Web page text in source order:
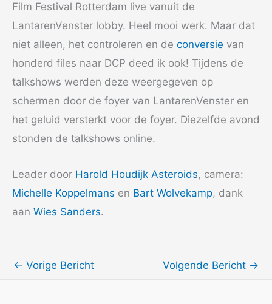
Film Festival Rotterdam live vanuit de
LantarenVenster lobby. Heel mooi werk. Maar dat
niet alleen, het controleren en de conversie van
honderd files naar DCP deed ik ook! Tijdens de
talkshows werden deze weergegeven op
schermen door de foyer van LantarenVenster en
het geluid versterkt voor de foyer. Diezelfde avond
stonden de talkshows online.
Leader door Harold Houdijk Asteroids, camera:
Michelle Koppelmans en Bart Wolvekamp, dank
aan Wies Sanders.
← Vorige Bericht Volgende Bericht →